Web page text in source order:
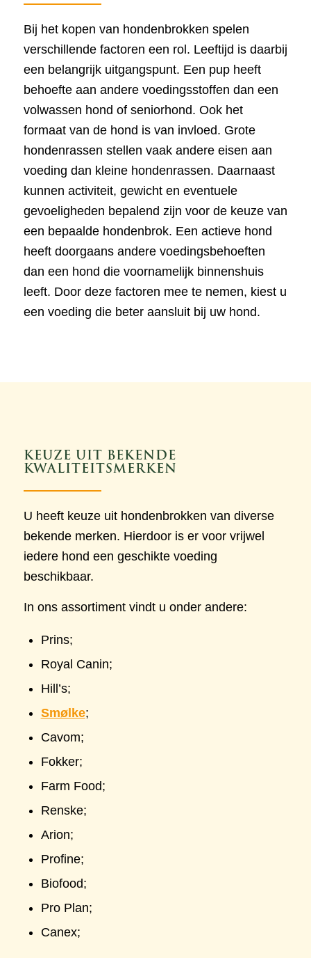
Bij het kopen van hondenbrokken spelen
verschillende factoren een rol. Leeftijd is daarbij
een belangrijk uitgangspunt. Een pup heeft
behoefte aan andere voedingsstoffen dan een
volwassen hond of seniorhond. Ook het
formaat van de hond is van invloed. Grote
hondenrassen stellen vaak andere eisen aan
voeding dan kleine hondenrassen. Daarnaast
kunnen activiteit, gewicht en eventuele
gevoeligheden bepalend zijn voor de keuze van
een bepaalde hondenbrok. Een actieve hond
heeft doorgaans andere voedingsbehoeften
dan een hond die voornamelijk binnenshuis
leeft. Door deze factoren mee te nemen, kiest u
een voeding die beter aansluit bij uw hond.
KEUZE UIT BEKENDE
KWALITEITSMERKEN
U heeft keuze uit hondenbrokken van diverse
bekende merken. Hierdoor is er voor vrijwel
iedere hond een geschikte voeding
beschikbaar.
In ons assortiment vindt u onder andere:
Prins;
Royal Canin;
Hill’s;
Smølke;
Cavom;
Fokker;
Farm Food;
Renske;
Arion;
Profine;
Biofood;
Pro Plan;
Canex;